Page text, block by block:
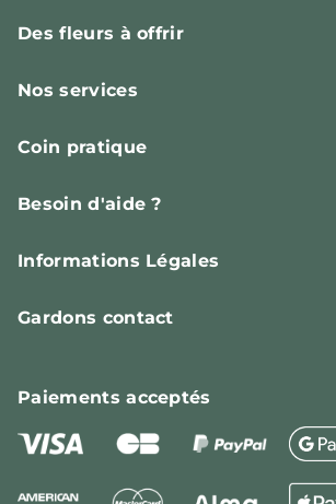
Des fleurs à offrir
Nos services
Coin pratique
Besoin d'aide ?
Informations Légales
Gardons contact
Paiementsacceptés